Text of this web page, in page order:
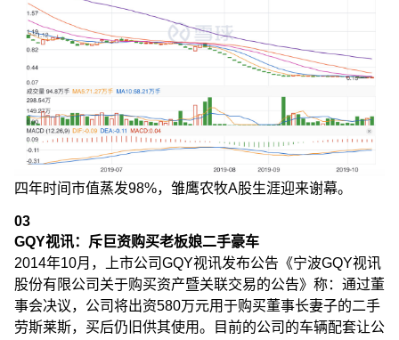
四年时间市值蒸发98%，雏鹰农牧A股生涯迎来谢幕。
03
GQY视讯：斥巨资购买老板娘二手豪车
2014年10月，上市公司GQY视讯发布公告《宁波GQY视讯
股份有限公司关于购买资产暨关联交易的公告》称：通过董
事会决议，公司将出资580万元用于购买董事长妻子的二手
劳斯莱斯，买后仍旧供其使用。目前的公司的车辆配套让公